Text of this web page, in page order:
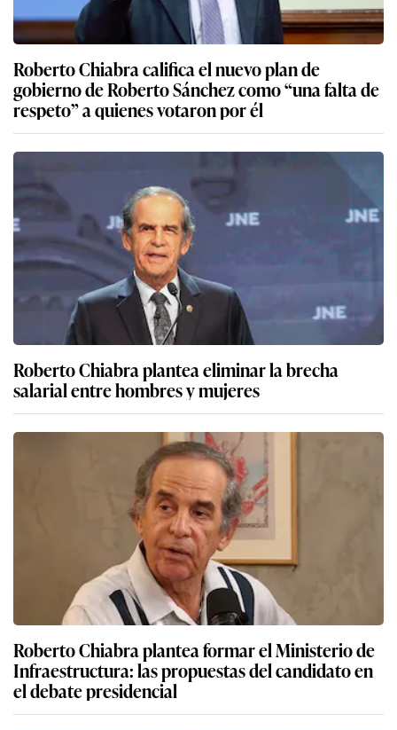
Roberto Chiabra califica el nuevo plan de
gobierno de Roberto Sánchez como “una falta de
respeto” a quienes votaron por él
Roberto Chiabra plantea eliminar la brecha
salarial entre hombres y mujeres
Roberto Chiabra plantea formar el Ministerio de
Infraestructura: las propuestas del candidato en
el debate presidencial